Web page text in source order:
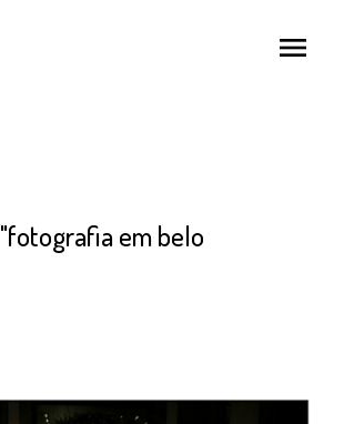
menu
"fotografia em belo